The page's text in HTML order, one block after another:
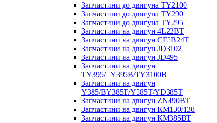
Запчастини до двигуна TY2100
Запчастини до двигуна TY290
Запчастини до двигуна TY295
Запчастини на двигун 4L22BT
Запчастини на двигун CF3B24T
Запчастини на двигун JD3102
Запчастини на двигун JD495
Запчастини на двигун
TY395/TY395В/TY3100В
Запчастини на двигун
Y385/BY385T/Y385T/YD385T
Запчастини на двигун ZN490BT
Запчастини на двигун КМ130/138
Запчастини на двигун КМ385ВТ